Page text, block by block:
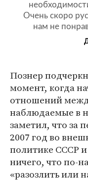
Очень скоро
нам не
Познер
момент, когда
отношений
наблюдаемые в
заметил, что за
2007 год во
политике СССР
ничего, что по-
«разозлить или